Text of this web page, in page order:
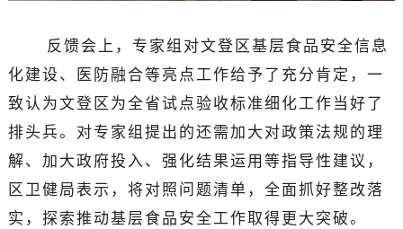
反馈会上，专家组对文登区基层食品安全信息
化建设、医防融合等亮点工作给予了充分肯定，一
致认为文登区为全省试点验收标准细化工作当好了
排头兵。对专家组提出的还需加大对政策法规的理
解、加大政府投入、强化结果运用等指导性建议，
区卫健局表示，将对照问题清单，全面抓好整改落
实，探索推动基层食品安全工作取得更大突破。